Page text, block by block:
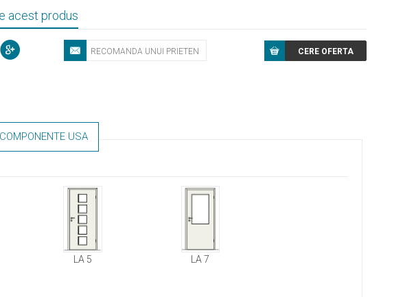
acest produs
COMPONENTE USA
LA 5 LA 7